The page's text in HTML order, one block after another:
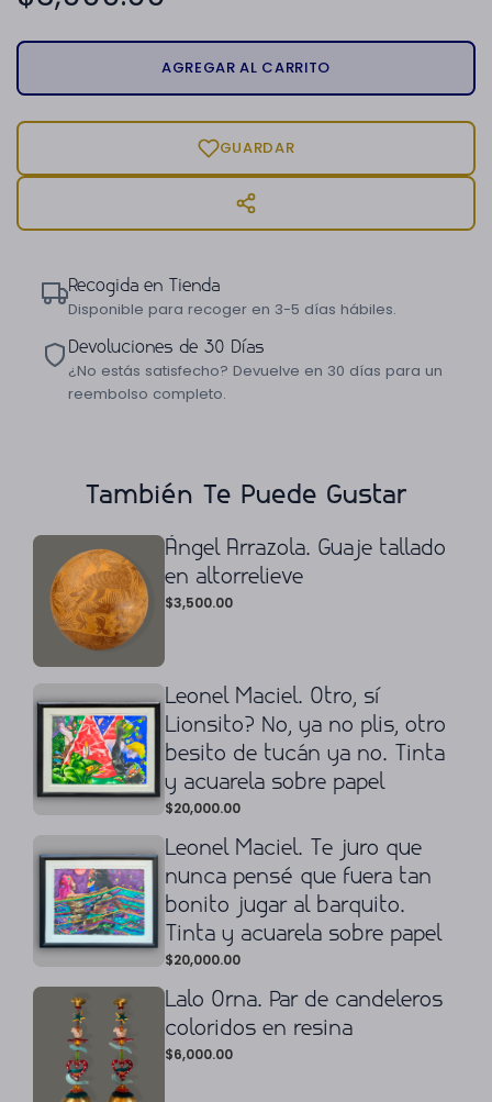
AGREGAR AL CARRITO
GUARDAR
Recogida en Tienda
Disponible para recoger en 3-5 días hábiles.
Devoluciones de 30 Días
¿No estás satisfecho? Devuelve en 30 días para un
reembolso completo.
También Te Puede Gustar
Ángel Arrazola. Guaje tallado
en altorrelieve
$3,500.00
Leonel Maciel. Otro, sí
Lionsito? No, ya no plis, otro
besito de tucán ya no. Tinta
y acuarela sobre papel
$20,000.00
Leonel Maciel. Te juro que
nunca pensé que fuera tan
bonito jugar al barquito.
Tinta y acuarela sobre papel
$20,000.00
Lalo Orna. Par de candeleros
coloridos en resina
$6,000.00